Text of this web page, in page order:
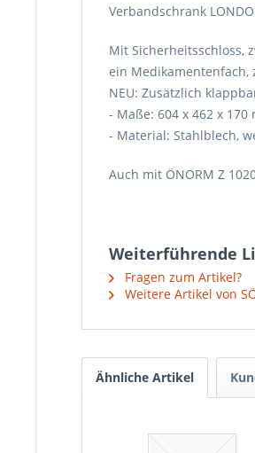
Verbandschrank
Mit Sicherheitsschloss,
ein Medikamentenfach,
NEU: Zusätzlich
- Maße: 604 x 462 x 170
- Material: Stahlblech,
Auch mit ÖNORM Z
Weiterführende
Fragen zum Artikel?
Weitere Artikel von
Ähnliche Artikel